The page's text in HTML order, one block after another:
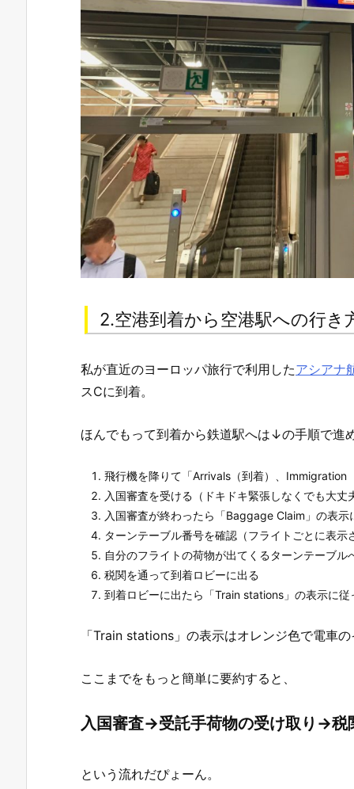
2.空港到着から空港駅への行き
私が直近のヨーロッパ旅行で利用したアシアナ
スCに到着。
ほんでもって到着から鉄道駅へは↓の手順で進
飛行機を降りて「Arrivals（到着）、Immigration
入国審査を受ける（ドキドキ緊張しなくでも大
入国審査が終わったら「Baggage Claim」の表示
ターンテーブル番号を確認（フライトごとに表示
自分のフライトの荷物が出てくるターンテーブル
税関を通って到着ロビーに出る
到着ロビーに出たら「Train stations」の表示に
「Train stations」の表示はオレンジ色で電車
ここまでをもっと簡単に要約すると、
入国審査→受託手荷物の受け取り→
という流れだぴょーん。